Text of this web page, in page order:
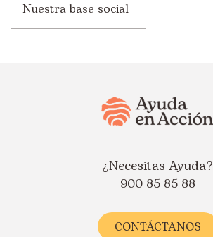
Nuestra base social
¿Necesitas Ayuda?
900 85 85 88
CONTÁCTANOS